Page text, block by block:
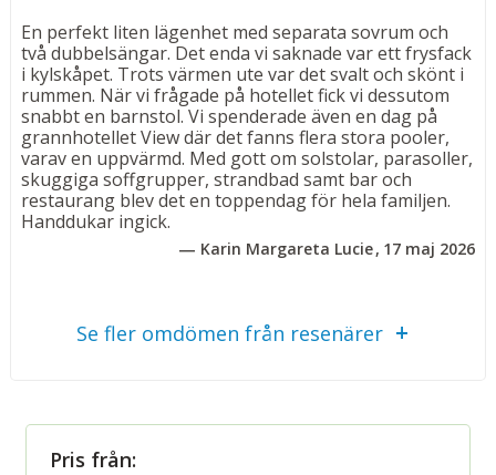
• Luftkonditionering och Wi-Fi
• Satellit-TV och säkerhetsbox
• Kök med kylskåp, kaffebryggare, vattenkokare och
mikrovågsugn
• Fräscht badrum med badkar, dusch, wc och hårfön
Bad
Anlagda badplatåer, den allmänna
klapperstensstranden utanför Hotell View och Hotell
Pasturas poolområde med bland annat poolbar och
solstolar och parasoller att använda utan kostnad –
perfekt för avkopplande dagar i solen.
Övrigt
En perfekt liten lägenhet med separata sovrum och
två dubbelsängar. Det enda vi saknade var ett frysfack
i kylskåpet. Trots värmen ute var det svalt och skönt i
rummen. När vi frågade på hotellet fick vi dessutom
snabbt en barnstol. Vi spenderade även en dag på
grannhotellet View där det fanns flera stora pooler,
varav en uppvärmd. Med gott om solstolar, parasoller,
skuggiga soffgrupper, strandbad samt bar och
restaurang blev det en toppendag för hela familjen.
Handdukar ingick.
Karin Margareta Lucie 17 maj 2026
Se fler omdömen från resenärer
Pris från: